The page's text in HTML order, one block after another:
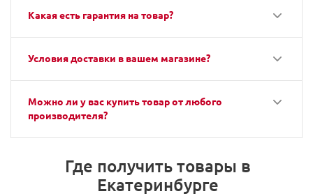
Какая есть гарантия на товар?
Условия доставки в вашем магазине?
Можно ли у вас купить товар от любого
производителя?
Где получить товары в
Екатеринбурге